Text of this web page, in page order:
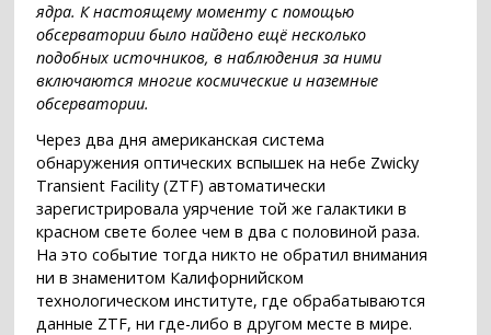
ядра. К настоящему моменту с помощью
обсерватории было найдено ещё несколько
подобных источников, в наблюдения за ними
включаются многие космические и наземные
обсерватории.
Через два дня американская система
обнаружения оптических вспышек на небе Zwicky
Transient Facility (ZTF) автоматически
зарегистрировала уярчение той же галактики в
красном свете более чем в два с половиной раза.
На это событие тогда никто не обратил внимания
ни в знаменитом Калифорнийском
технологическом институте, где обрабатываются
данные ZTF, ни где-либо в другом месте в мире.